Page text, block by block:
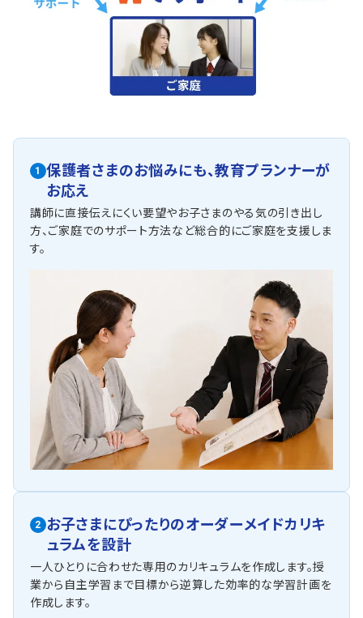
1 保護者さまのお悩みにも、教育プランナーが
お応え
講師に直接伝えにくい要望やお子さまのやる気の引き出し
方、ご家庭でのサポート方法など総合的にご家庭を支援しま
す。
2 お子さまにぴったりのオーダーメイドカリキ
ュラムを設計
一人ひとりに合わせた専用のカリキュラムを作成します。授
業から自主学習まで目標から逆算した効率的な学習計画を
作成します。